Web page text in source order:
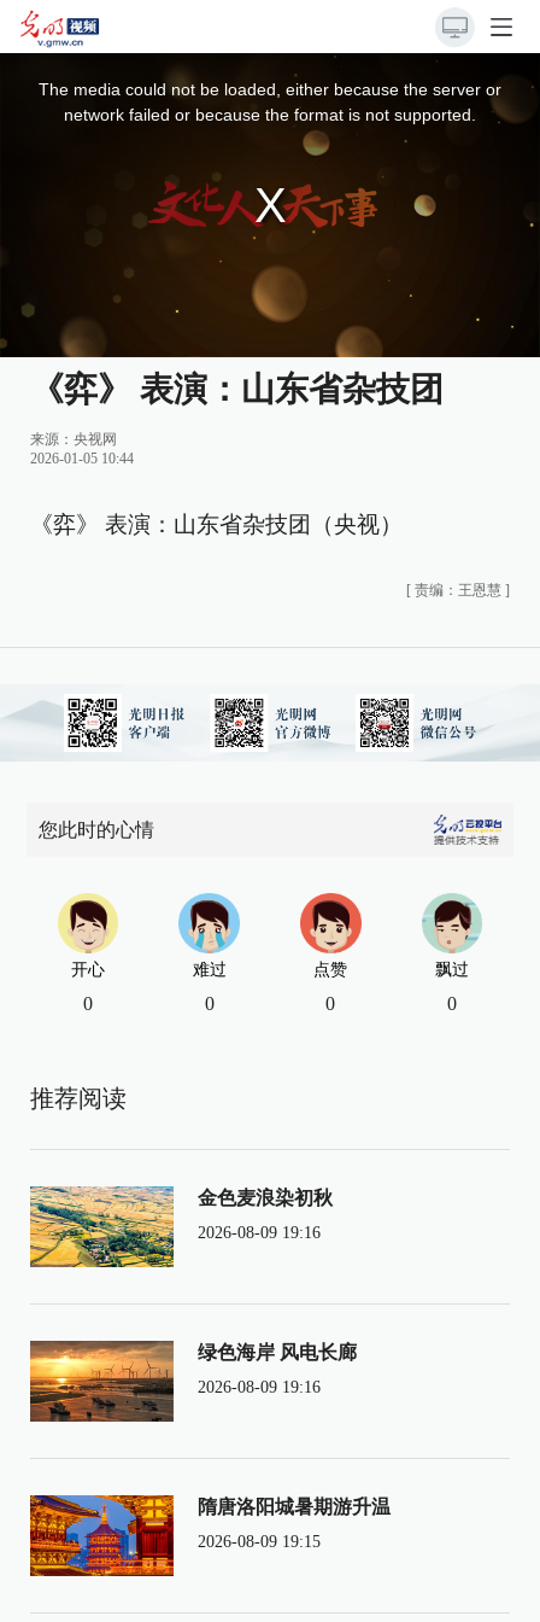
The media could not be loaded, either because the server or
network failed or because the format is not supported.
《弈》 表演：山东省杂技团
来源： 央视网
2026-01-05 10:44
《弈》 表演：山东省杂技团（央视）
[ 责编：王恩慧 ]
您此时的心情
开心
0
难过
0
点赞
0
飘过
0
推荐阅读
金色麦浪染初秋
2026-08-09 19:16
绿色海岸 风电长廊
2026-08-09 19:16
隋唐洛阳城暑期游升温
2026-08-09 19:15